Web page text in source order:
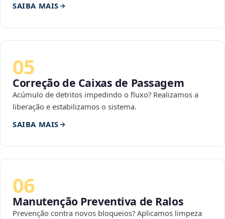
SAIBA MAIS
05
Correção de Caixas de Passagem
Acúmulo de detritos impedindo o fluxo? Realizamos a
liberação e estabilizamos o sistema.
SAIBA MAIS
06
Manutenção Preventiva de Ralos
Prevenção contra novos bloqueios? Aplicamos limpeza